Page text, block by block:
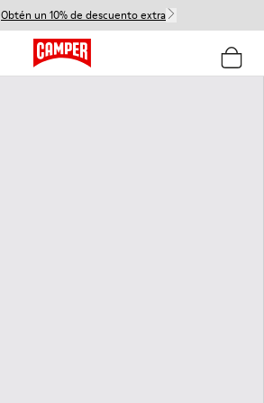
Obtén un 10% de descuento extra